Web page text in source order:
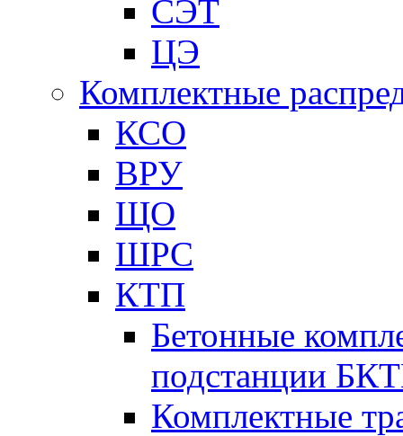
СЭТ
ЦЭ
Комплектные
КСО
ВРУ
ЩО
ШРС
КТП
Бетонные
подстанции
Комплектные